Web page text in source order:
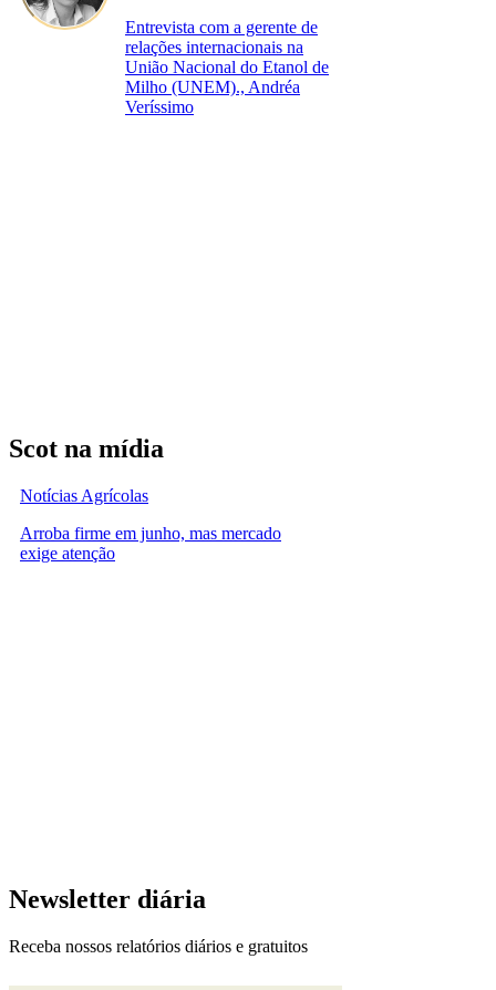
Entrevista com a gerente de
relações internacionais na
União Nacional do Etanol de
Milho (UNEM)., Andréa
Veríssimo
Scot na mídia
Notícias Agrícolas
Arroba firme em junho, mas mercado
exige atenção
Newsletter diária
Receba nossos relatórios diários e gratuitos